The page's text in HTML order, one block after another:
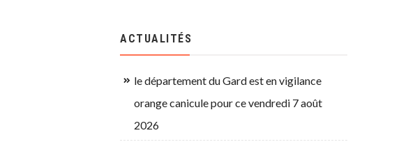
ACTUALITÉS
le département du Gard est en vigilance
orange canicule pour ce vendredi 7 août
2026